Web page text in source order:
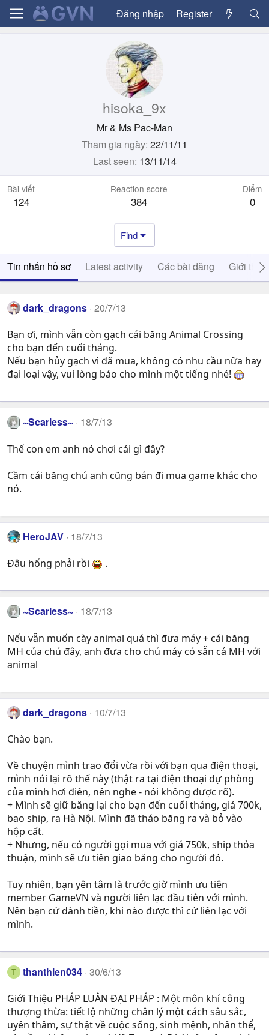
Đăng nhập Register
hisoka_9x
Mr & Ms Pac-Man
Tham gia ngày 22/11/11
Last seen 13/11/14
Bài viết
124
Reaction score
384
Điểm
0
Find
Tin nhắn hồ sơ Latest activity Các bài đăng Giới thiệu
dark_dragons 20/7/13
Bạn ơi, mình vẫn còn gạch cái băng Animal Crossing
cho bạn đến cuối tháng.
Nếu bạn hủy gạch vì đã mua, không có nhu cầu nữa hay
đại loại vậy, vui lòng báo cho mình một tiếng nhé!
~Scarless~ 18/7/13
Thế con em anh nó chơi cái gì đây?
Cầm cái băng chú anh cũng bán đi mua game khác cho
nó.
HeroJAV 18/7/13
Đâu hổng phải rồi .
~Scarless~ 18/7/13
Nếu vẫn muốn cày animal quá thì đưa máy + cái băng
MH của chú đây, anh đưa cho chú máy có sẵn cả MH với
animal
dark_dragons 10/7/13
Chào bạn.
Về chuyện mình trao đổi vừa rồi với bạn qua điện thoại,
mình nói lại rõ thế này (thật ra tại điện thoại dự phòng
của mình hơi điên, nên nghe - nói không được rõ).
+ Mình sẽ giữ băng lại cho bạn đến cuối tháng, giá 700k,
bao ship, ra Hà Nội. Mình đã tháo băng ra và bỏ vào
hộp cất.
+ Nhưng, nếu có người gọi mua với giá 750k, ship thỏa
thuận, mình sẽ ưu tiên giao băng cho người đó.
Tuy nhiên, bạn yên tâm là trước giờ mình ưu tiên
member GameVN và người liên lạc đầu tiên với mình.
Nên bạn cứ dành tiền, khi nào được thì cứ liên lạc với
mình.
T thanthien034 30/6/13
Giới Thiệu PHÁP LUÂN ĐẠI PHÁP : Một môn khí công
thượng thừa: tiết lộ những chân lý một cách sâu sắc,
uyên thâm, sự thật về cuộc sống, sinh mệnh, nhân thể,